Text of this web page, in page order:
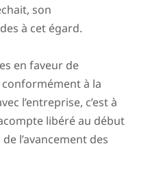
son
à cet égard.
en faveur de
conformément à la
l’entreprise, c’est à
libéré au début
l’avancement des